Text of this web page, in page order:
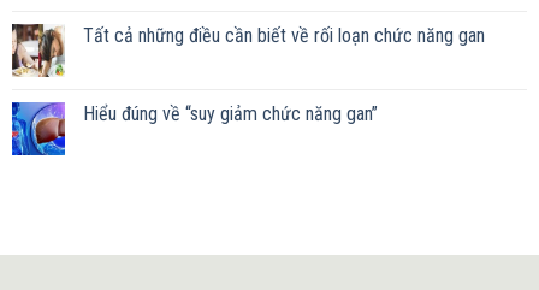
Tất cả những điều cần biết về rối loạn chức năng gan
Hiểu đúng về “suy giảm chức năng gan”